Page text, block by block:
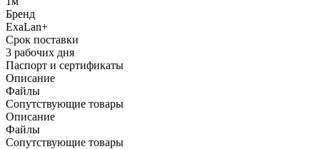
Бренд
ExaLan+
Срок поставки
3 рабочих дня
Паспорт и сертификаты
Описание
Файлы
Сопутствующие товары
Описание
Файлы
Сопутствующие товары